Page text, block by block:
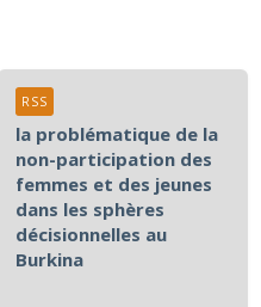
la problématique de la
non-participation des
femmes et des jeunes
dans les sphères
décisionnelles au
Burkina
RSS